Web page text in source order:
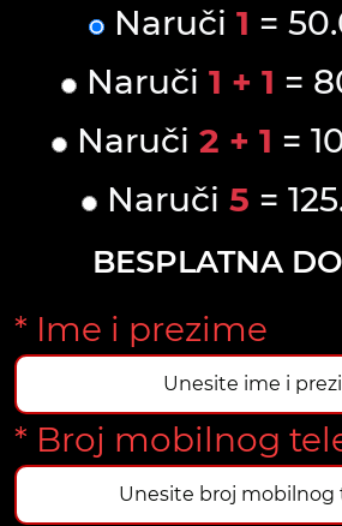
Naruči 1 =
Naruči 1 + 1 =
Naruči 2 + 1 =
Naruči 5 =
BESPLATNA
* Ime i prezime
* Broj mobilnog